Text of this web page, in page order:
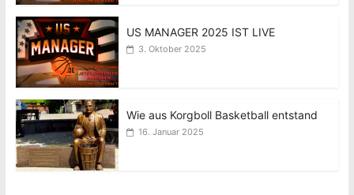
US MANAGER 2025 IST LIVE
3. Oktober 2025
Wie aus Korgboll Basketball entstand
16. Januar 2025